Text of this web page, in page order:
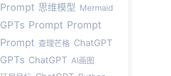
Prompt 思维模型 Mermaid
GPTs Prompt Prompt
Prompt 查理芒格 ChatGPT
GPTs ChatGPT AI画图